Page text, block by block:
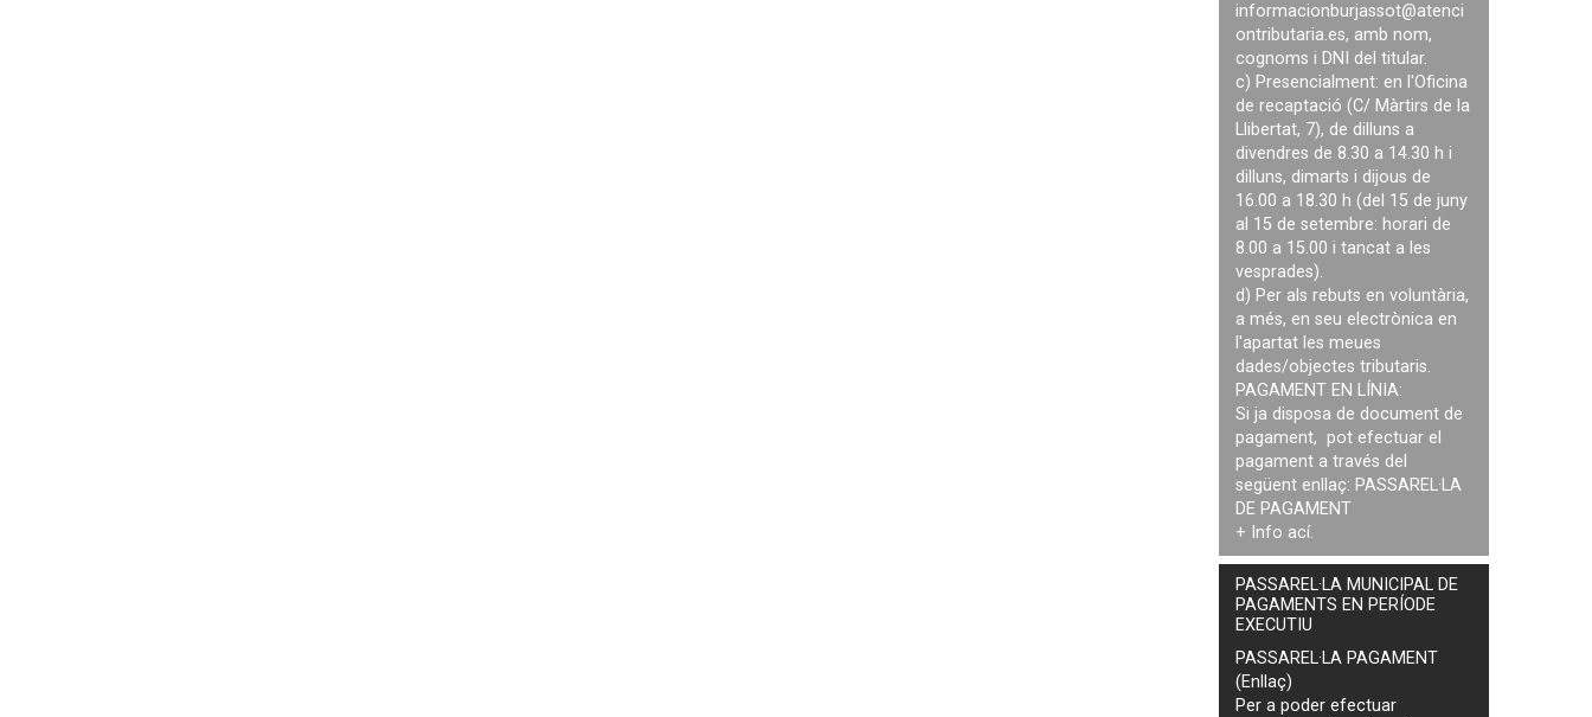
informacionburjassot@atenci
ontributaria.es, amb nom,
cognoms i DNI del titular.
c) Presencialment: en l'Oficina
de recaptació (C/ Màrtirs de la
Llibertat, 7), de dilluns a
divendres de 8.30 a 14.30 h i
dilluns, dimarts i dijous de
16.00 a 18.30 h (del 15 de juny
al 15 de setembre: horari de
8.00 a 15.00 i tancat a les
vesprades).
d) Per als rebuts en voluntària,
a més, en seu electrònica en
l'apartat les meues
dades/objectes tributaris.
PAGAMENT EN LÍNIA:
Si ja disposa de document de
pagament, pot efectuar el
pagament a través del
següent enllaç: PASSAREL·LA
DE PAGAMENT
+ Info ací.
PASSAREL·LA MUNICIPAL DE
PAGAMENTS EN PERÍODE
EXECUTIU
PASSAREL·LA PAGAMENT
(Enllaç)
Per a poder efectuar